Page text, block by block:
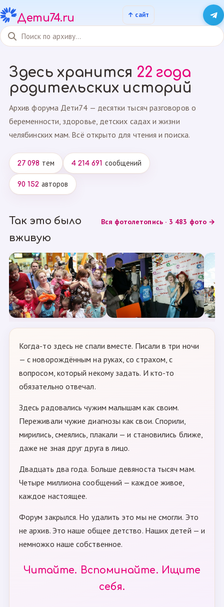
Дети74.ru
Здесь хранится 22 года
родительских историй
Архив форума Дети74 — десятки тысяч разговоров о
беременности, здоровье, детских садах и жизни
челябинских мам. Всё открыто для чтения и поиска.
27 098 тем 4 214 691 сообщений
90 152 авторов
Так это было
вживую
Вся фотолетопись · 3 483 фото →
Когда-то здесь не спали вместе. Писали в три ночи
— с новорождённым на руках, со страхом, с
вопросом, который некому задать. И кто-то
обязательно отвечал.
Здесь радовались чужим малышам как своим.
Переживали чужие диагнозы как свои. Спорили,
мирились, смеялись, плакали — и становились ближе,
даже не зная друг друга в лицо.
Двадцать два года. Больше девяноста тысяч мам.
Четыре миллиона сообщений — каждое живое,
каждое настоящее.
Форум закрылся. Но удалить это мы не смогли. Это
не архив. Это наше общее детство. Наших детей — и
немножко наше собственное.
Читайте. Вспоминайте. Ищите
себя.